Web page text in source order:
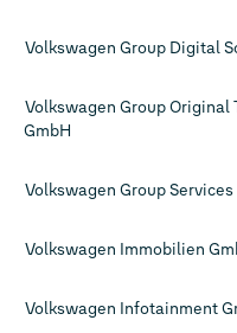
Volkswagen Group Digital
Volkswagen Group Original
GmbH
Volkswagen Group Services
Volkswagen Immobilien
Volkswagen Infotainment